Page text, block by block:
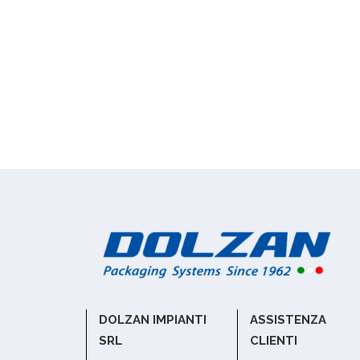
DOLZAN IMPIANTI
SRL
ASSISTENZA
CLIENTI